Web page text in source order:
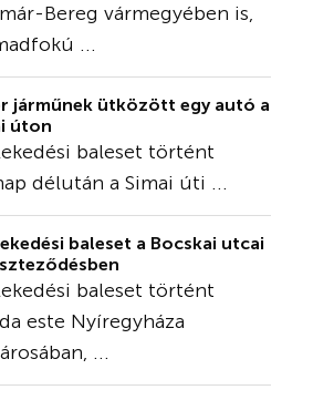
Bereg vármegyében is,
...
járműnek ütközött egy autó a
úton
baleset történt
délután a Simai úti ...
baleset a Bocskai utcai
baleset történt
este Nyíregyháza
...